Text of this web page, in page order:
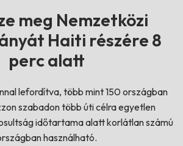
meg Nemzetközi
Haiti részére 8
perc alatt
lefordítva, több mint 150 országban
szabadon több úti célra egyetlen
időtartama alatt korlátlan számú
használható.